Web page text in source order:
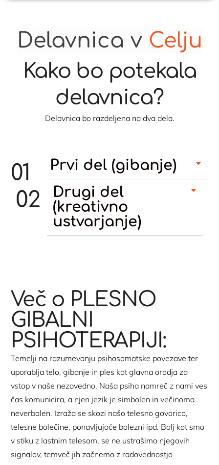
Delavnica v Celju
Kako bo potekala
delavnica?
Delavnica bo razdeljena na dva dela.
01 Prvi del (gibanje)
02
Drugi del
(kreativno
ustvarjanje)
Več o PLESNO
GIBALNI
PSIHOTERAPIJI:
Temelji na razumevanju psihosomatske povezave ter
uporablja telo, gibanje in ples kot glavna orodja za
vstop v naše nezavedno. Naša psiha namreč z nami ves
čas komunicira, a njen jezik je simbolen in večinoma
neverbalen. Izraža se skozi našo telesno govorico,
telesne bolečine, ponavljujoče bolezni ipd. Bolj kot smo
v stiku z lastnim telesom, se ne ustrašimo njegovih
signalov, temveč jih začnemo z radovednostjo